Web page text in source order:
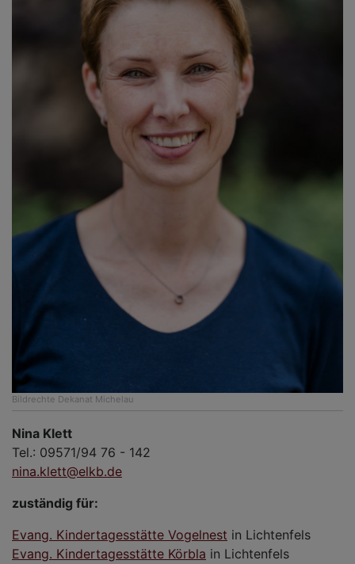
Bildrechte Dekanat Michelau
Nina Klett
Tel.: 09571/94 76 - 142
nina.klett@elkb.de
zuständig für:
Evang. Kindertagesstätte Vogelnest in Lichtenfels
Evang. Kindertagesstätte Körbla in Lichtenfels